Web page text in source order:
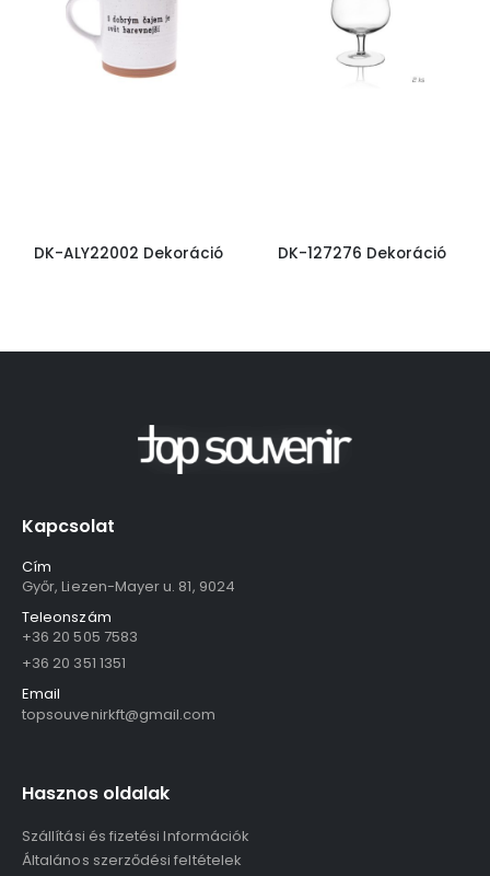
DK-ALY22002 Dekoráció DK-127276 Dekoráció
Kapcsolat
Cím
Győr, Liezen-Mayer u. 81, 9024
Teleonszám
+36 20 505 7583
+36 20 351 1351
Email
topsouvenirkft@gmail.com
Hasznos oldalak
Szállítási és fizetési Információk
Általános szerződési feltételek